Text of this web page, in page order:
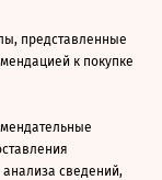
представленные
к покупке
сведений,